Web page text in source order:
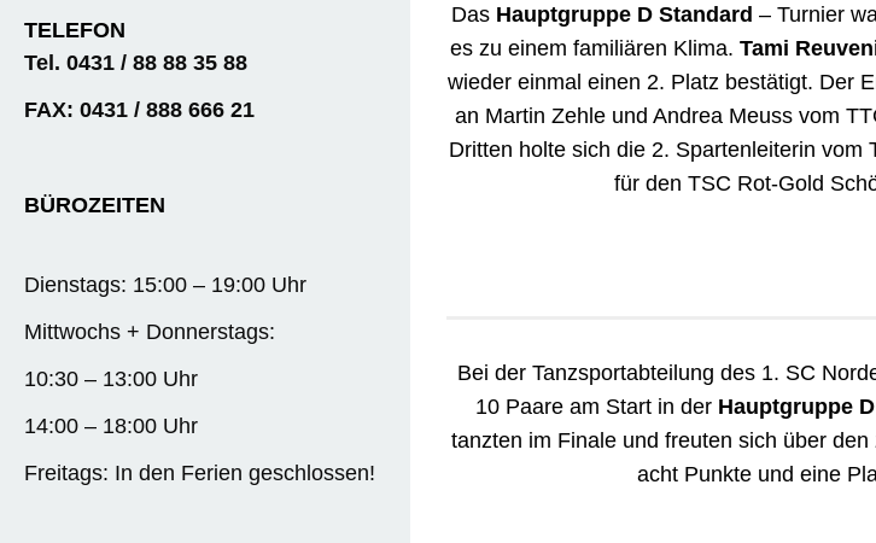
Das Hauptgruppe D Standard – Turnier
es zu einem familiären Klima. Tami
wieder einmal einen 2. Platz bestätigt. Der
an Martin Zehle und Andrea Meuss vom
Dritten holte sich die 2. Spartenleiterin vom
für den TSC Rot-Gold
Bei der Tanzsportabteilung des 1. SC
10 Paare am Start in der Hauptgruppe
tanzten im Finale und freuten sich über
acht Punkte und eine
TELEFON
Tel. 0431 / 88 88 35 88
FAX: 0431 / 888 666 21
BÜROZEITEN
Dienstags: 15:00 – 19:00 Uhr
Mittwochs + Donnerstags:
10:30 – 13:00 Uhr
14:00 – 18:00 Uhr
Freitags: In den Ferien geschlossen!